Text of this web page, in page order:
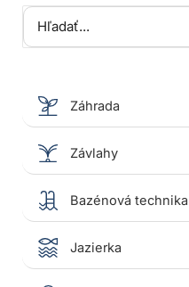
Vyhľadať:
Záhrada
Závlahy
Bazénová technika
Jazierka